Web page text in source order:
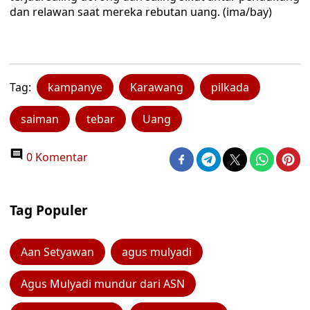
dan relawan saat mereka rebutan uang. (ima/bay)
Tag: kampanye Karawang pilkada
saiman tebar Uang
0 Komentar
Tag Populer
Aan Setyawan agus mulyadi
Agus Mulyadi mundur dari ASN